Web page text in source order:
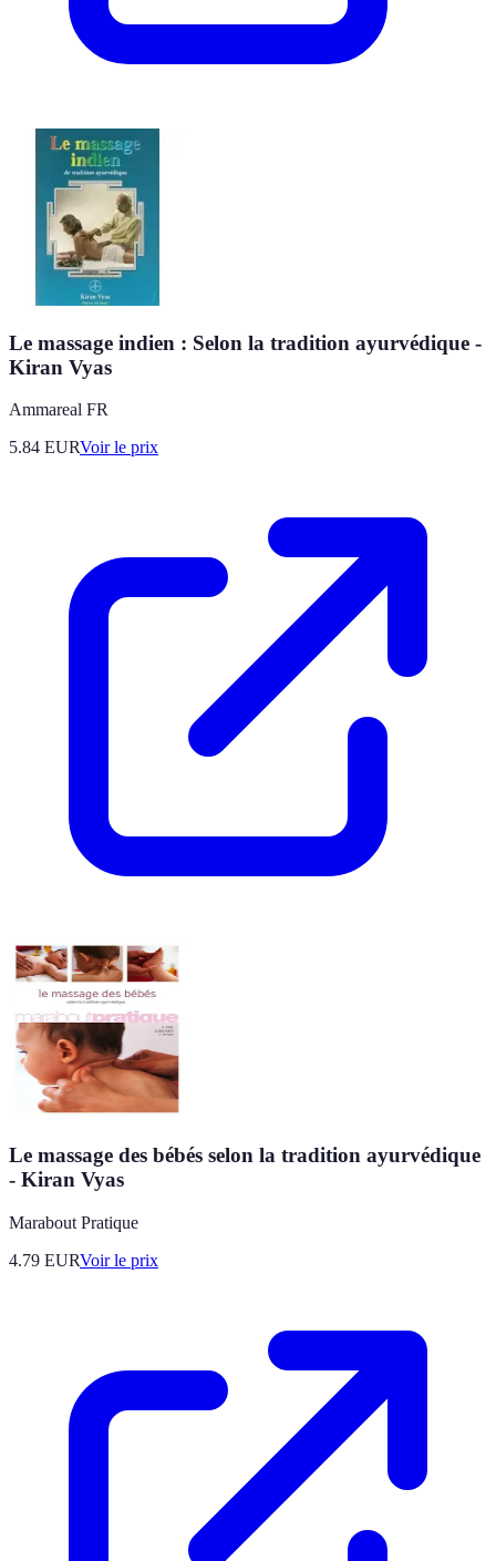
Le massage indien : Selon la tradition ayurvédique -
Kiran Vyas
Ammareal FR
5.84 EURVoir le prix
Le massage des bébés selon la tradition ayurvédique
- Kiran Vyas
Marabout Pratique
4.79 EURVoir le prix